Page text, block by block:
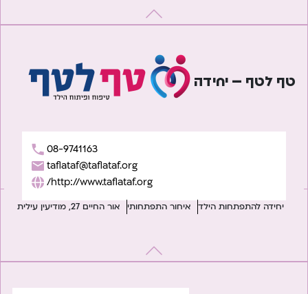
טף לטף – יחידה
08-9741163
taflataf@taflataf.org
http://www.taflataf.org/
יחידה להתפתחות הילד איחור התפתחותי אור החיים 27, מודיעין עילית